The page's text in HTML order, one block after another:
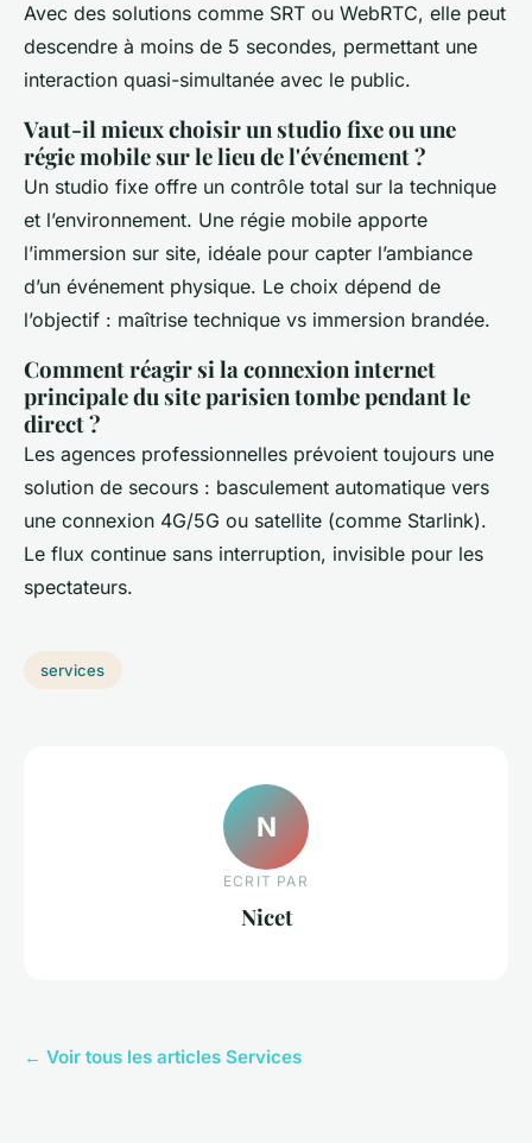
Avec des solutions comme SRT ou WebRTC, elle peut
descendre à moins de 5 secondes, permettant une
interaction quasi-simultanée avec le public.
Vaut-il mieux choisir un studio fixe ou une
régie mobile sur le lieu de l'événement ?
Un studio fixe offre un contrôle total sur la technique
et l’environnement. Une régie mobile apporte
l’immersion sur site, idéale pour capter l’ambiance
d’un événement physique. Le choix dépend de
l’objectif : maîtrise technique vs immersion brandée.
Comment réagir si la connexion internet
principale du site parisien tombe pendant le
direct ?
Les agences professionnelles prévoient toujours une
solution de secours : basculement automatique vers
une connexion 4G/5G ou satellite (comme Starlink).
Le flux continue sans interruption, invisible pour les
spectateurs.
services
N
ECRIT PAR
Nicet
← Voir tous les articles Services